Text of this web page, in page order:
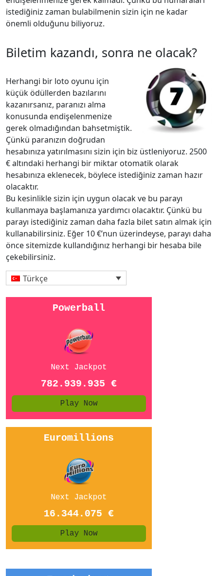
istediğiniz zaman bulabilmenin sizin için ne kadar
önemli olduğunu biliyoruz.
Biletim kazandı, sonra ne olacak?
Herhangi bir loto oyunu için
küçük ödüllerden bazılarını
kazanırsanız, paranızı alma
konusunda endişelenmenize
gerek olmadığından bahsetmiştik.
Çünkü paranızın doğrudan
hesabınıza yatırılmasını sizin için biz üstleniyoruz. 2500
€ altındaki herhangi bir miktar otomatik olarak
hesabınıza eklenecek, böylece istediğiniz zaman hazır
olacaktır.
Bu kesinlikle sizin için uygun olacak ve bu parayı
kullanmaya başlamanıza yardımcı olacaktır. Çünkü bu
parayı istediğiniz zaman daha fazla bilet satın almak için
kullanabilirsiniz. Eğer 10 €’nun üzerindeyse, parayı daha
önce sitemizde kullandığınız herhangi bir hesaba bile
çekebilirsiniz.
Türkçe